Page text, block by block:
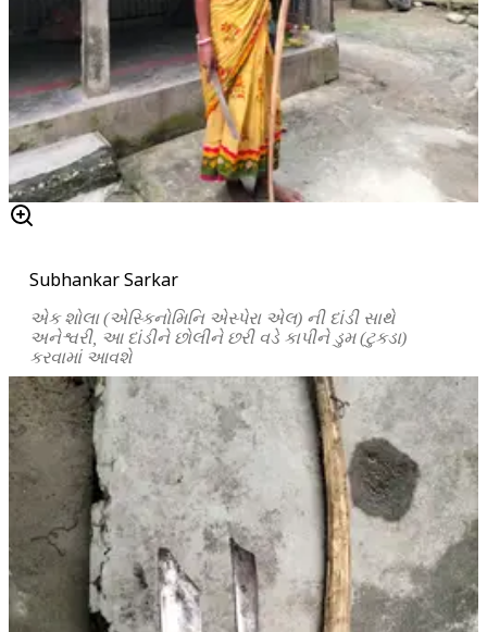
Subhankar Sarkar
એક શોલા(એસ્કિનોમિનિ એસ્પેરા એલ) ની દાંડી સાથે
અનેશ્વરી, આ દાંડીને છોલીને છરી વડે કાપીને ડુમ(ટુકડા)
કરવામાં આવશે